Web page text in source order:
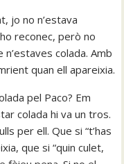
jo no n’estava
reconec, però no
n’estaves colada. Amb
quan ell apareixia.
pel Paco? Em
colada hi va un tros.
per ell. Que si “t’has
que si “quin culet,